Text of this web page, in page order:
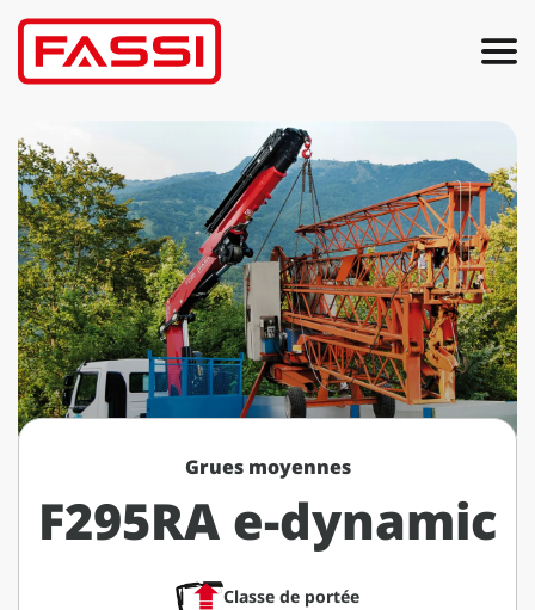
Grues moyennes
F295RA e-dynamic
Classe de portée